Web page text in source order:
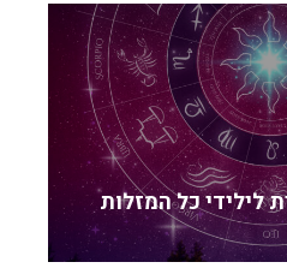
לילידי כל המזלות